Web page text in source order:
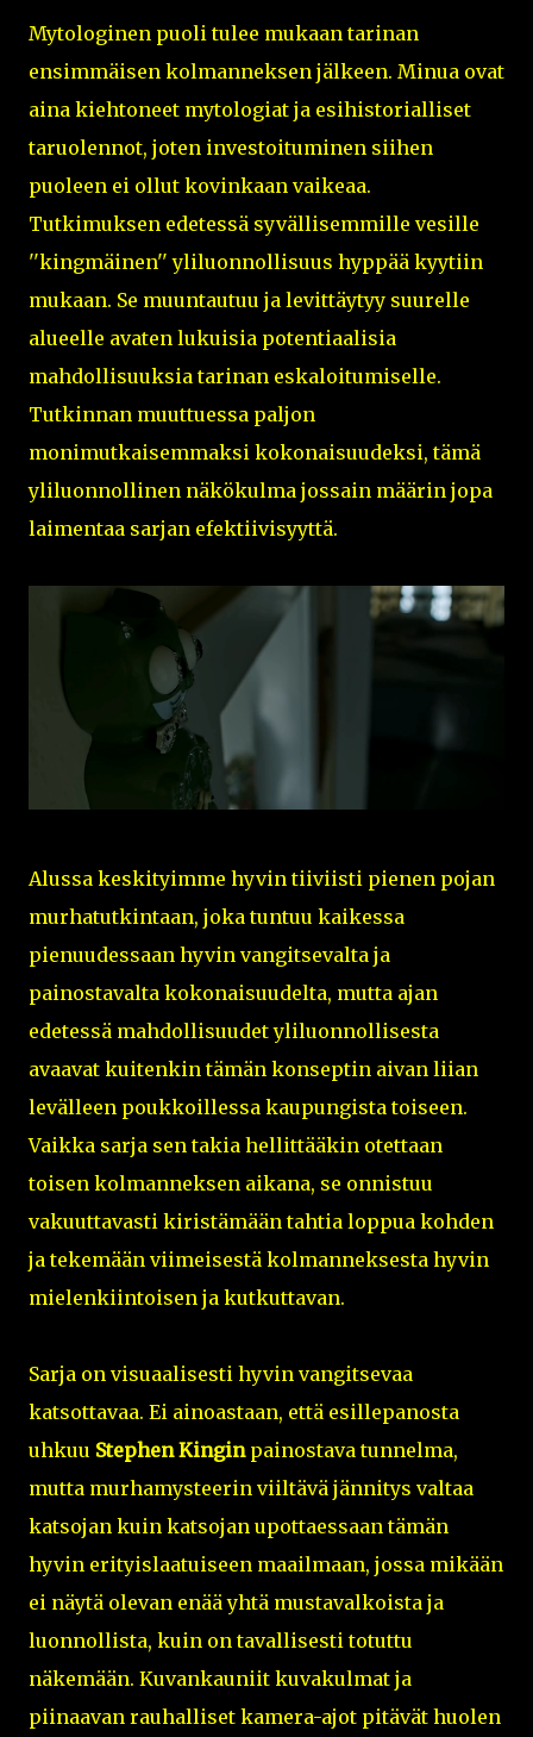
Mytologinen puoli tulee mukaan tarinan
ensimmäisen kolmanneksen jälkeen. Minua ovat
aina kiehtoneet mytologiat ja esihistorialliset
taruolennot, joten investoituminen siihen
puoleen ei ollut kovinkaan vaikeaa.
Tutkimuksen edetessä syvällisemmille vesille
''kingmäinen'' yliluonnollisuus hyppää kyytiin
mukaan. Se muuntautuu ja levittäytyy suurelle
alueelle avaten lukuisia potentiaalisia
mahdollisuuksia tarinan eskaloitumiselle.
Tutkinnan muuttuessa paljon
monimutkaisemmaksi kokonaisuudeksi, tämä
yliluonnollinen näkökulma jossain määrin jopa
laimentaa sarjan efektiivisyyttä.
Alussa keskityimme hyvin tiiviisti pienen pojan
murhatutkintaan, joka tuntuu kaikessa
pienuudessaan hyvin vangitsevalta ja
painostavalta kokonaisuudelta, mutta ajan
edetessä mahdollisuudet yliluonnollisesta
avaavat kuitenkin tämän konseptin aivan liian
levälleen poukkoillessa kaupungista toiseen.
Vaikka sarja sen takia hellittääkin otettaan
toisen kolmanneksen aikana, se onnistuu
vakuuttavasti kiristämään tahtia loppua kohden
ja tekemään viimeisestä kolmanneksesta hyvin
mielenkiintoisen ja kutkuttavan.
Sarja on visuaalisesti hyvin vangitsevaa
katsottavaa. Ei ainoastaan, että esillepanosta
uhkuu Stephen Kinginpainostava tunnelma,
mutta murhamysteerin viiltävä jännitys valtaa
katsojan kuin katsojan upottaessaan tämän
hyvin erityislaatuiseen maailmaan, jossa mikään
ei näytä olevan enää yhtä mustavalkoista ja
luonnollista, kuin on tavallisesti totuttu
näkemään. Kuvankauniit kuvakulmat ja
piinaavan rauhalliset kamera-ajot pitävät huolen